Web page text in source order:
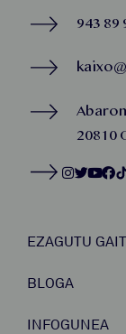
943 89
20810
EZAGUTU
BLOGA
INFOGUNEA